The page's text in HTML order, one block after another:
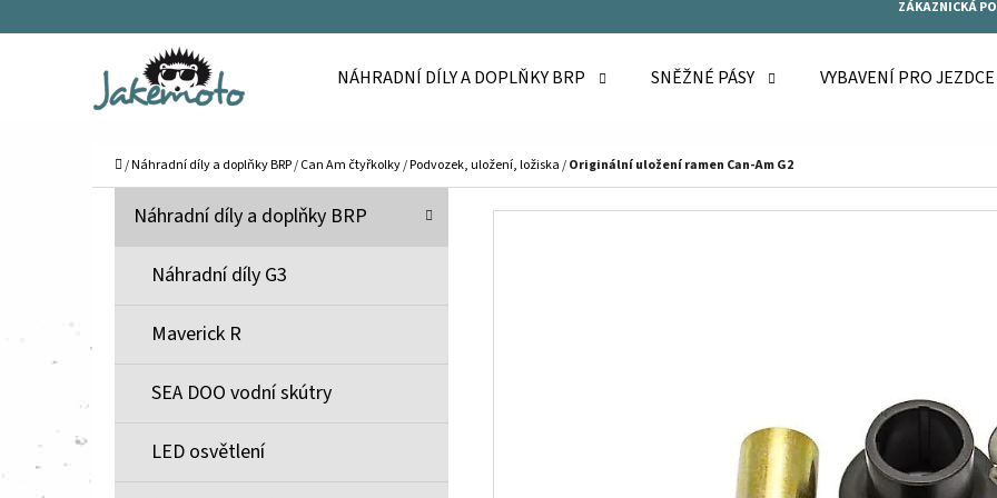
ZÁKAZNICKÁ
NÁHRADNÍ DÍLY A DOPLŇKY BRP SNĚŽNÉ PÁSY VYBAVENÍ PRO JEZDCE
Domů
/Náhradní díly a doplňky BRP/Can Am čtyřkolky/Podvozek, uložení, ložiska/Originální uložení ramen Can-Am G2
R
Přeskočit
K Náhradní díly a doplňky BRP
Náhradní díly G3
Maverick R
SEA DOO vodní skútry
LED osvětlení
obchodu
obchodu